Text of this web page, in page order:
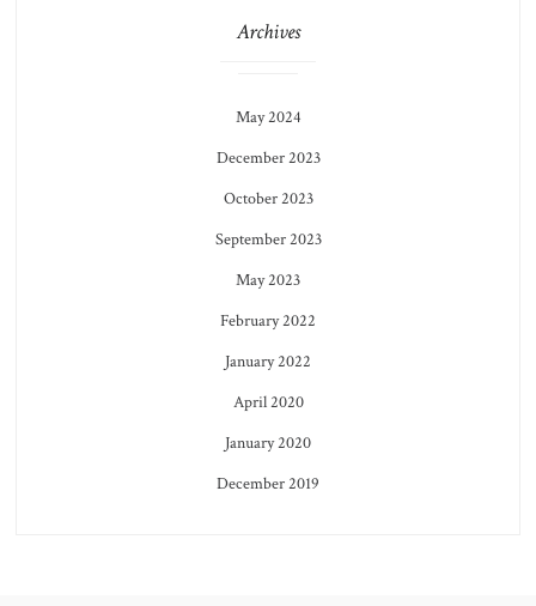
Archives
May 2024
December 2023
October 2023
September 2023
May 2023
February 2022
January 2022
April 2020
January 2020
December 2019